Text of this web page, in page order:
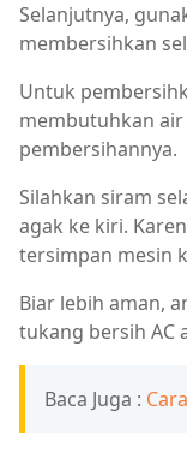
Selanjutnya,
membersihkan
Untuk
membutuhkan
pembersihannya.
Silahkan siram
agak ke kiri.
tersimpan mesin
Biar lebih aman,
tukang bersih AC
Baca Juga :